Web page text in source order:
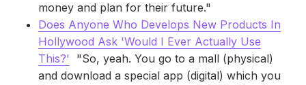
money and plan for their future."
Does Anyone Who Develops New Products In
Hollywood Ask 'Would I Ever Actually Use
This?' "So, yeah. You go to a mall (physical)
and download a special app (digital) which you